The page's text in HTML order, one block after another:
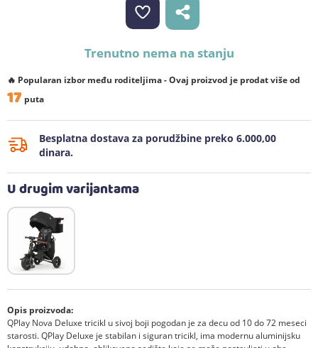
Trenutno nema na stanju
🔥 Popularan izbor među roditeljima - Ovaj proizvod je prodat više od
17 puta
Besplatna dostava za porudžbine preko 6.000,00
dinara.
U drugim varijantama
Opis proizvoda:
QPlay Nova Deluxe tricikl u sivoj boji pogodan je za decu od 10 do 72 meseci
starosti. QPlay Deluxe je stabilan i siguran tricikl, ima modernu aluminijsku